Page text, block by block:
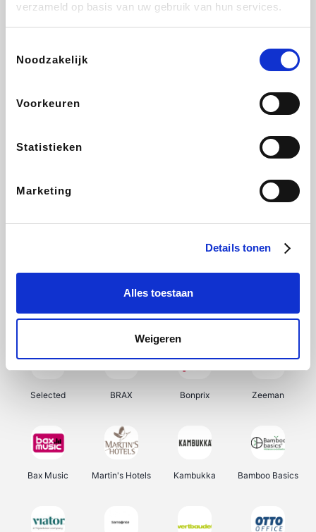
verzameld op basis van uw gebruik van hun services.
Noodzakelijk
Voorkeuren
Statistieken
Marketing
Details tonen
Alles toestaan
Weigeren
Lufthansa
CheapTickets.be DeubaXXL
Samsung My Jewellery Delonghi Tennis Point
Selected BRAX Bonprix Zeeman
Bax Music Martin's Hotels Kambukka Bamboo Basics